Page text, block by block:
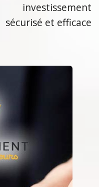
investissement
sécurisé et efficace